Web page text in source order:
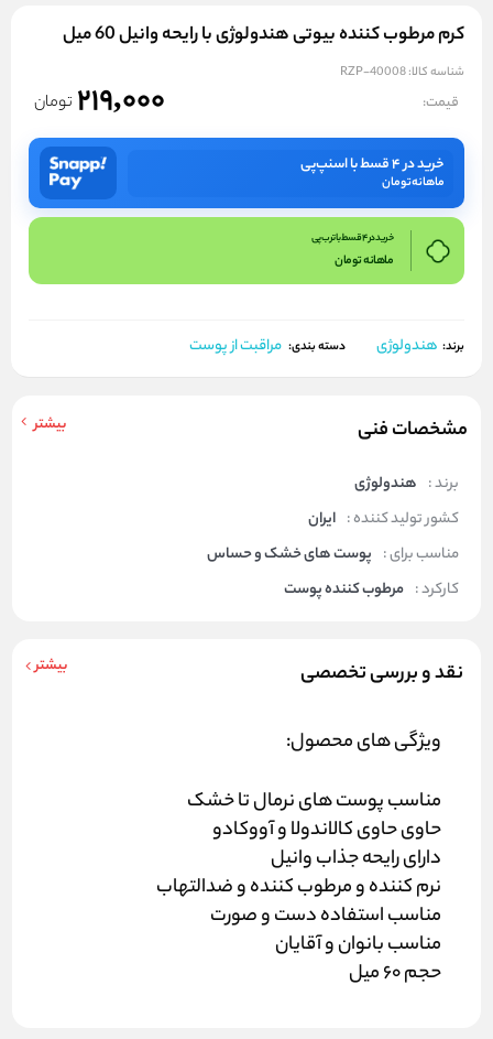
کرم مرطوب کننده بیوتی هندولوژی با رایحه وانیل 60 میل
شناسه کالا:RZP-40008
قیمت: 219,000 تومان
خرید در ۴ قسط با اسنپ‌پی
ماهانهتومان
خرید در 4 قسط با ترب پی
ماهانهتومان
برند: هندولوژی دسته بندی: مراقبت از پوست
مشخصات فنی بیشتر
برند : هندولوژی
کشور تولید کننده : ایران
مناسب برای : پوست های خشک و حساس
کارکرد : مرطوب کننده پوست
نقد و بررسی تخصصی بیشتر
ویژگی های محصول:
مناسب پوست های نرمال تا خشک
حاوی حاوی کالاندولا و آووکادو
دارای رایحه جذاب وانیل
نرم کننده و مرطوب کننده و ضدالتهاب
مناسب استفاده دست و صورت
مناسب بانوان و آقایان
حجم 60 میل